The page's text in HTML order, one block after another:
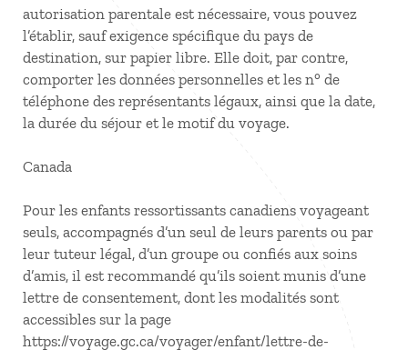
autorisation parentale est nécessaire, vous pouvez
l’établir, sauf exigence spécifique du pays de
destination, sur papier libre. Elle doit, par contre,
comporter les données personnelles et les n° de
téléphone des représentants légaux, ainsi que la date,
la durée du séjour et le motif du voyage.
Canada
Pour les enfants ressortissants canadiens voyageant
seuls, accompagnés d’un seul de leurs parents ou par
leur tuteur légal, d’un groupe ou confiés aux soins
d’amis, il est recommandé qu’ils soient munis d’une
lettre de consentement, dont les modalités sont
accessibles sur la page
https://voyage.gc.ca/voyager/enfant/lettre-de-